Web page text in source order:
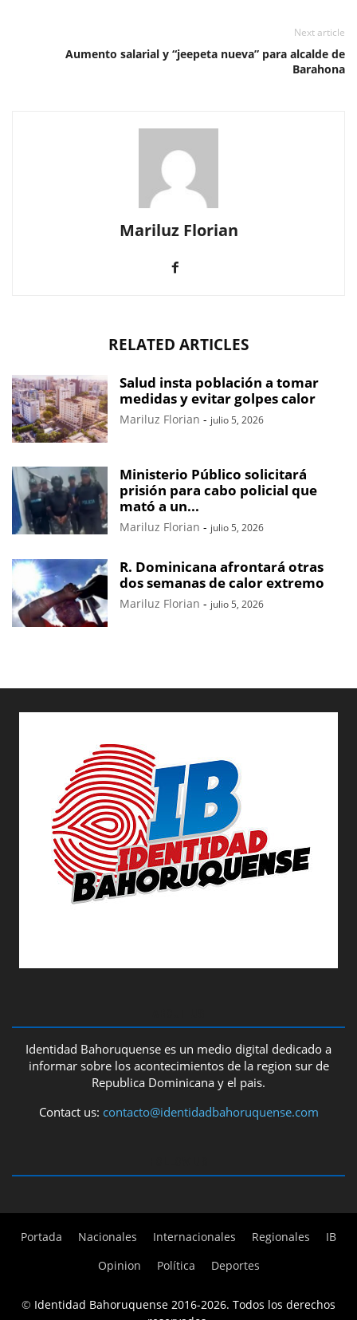
Next article
Aumento salarial y “jeepeta nueva” para alcalde de
Barahona
Mariluz Florian
RELATED ARTICLES
Salud insta población a tomar
medidas y evitar golpes calor
Mariluz Florian - julio 5, 2026
Ministerio Público solicitará
prisión para cabo policial que
mató a un...
Mariluz Florian - julio 5, 2026
R. Dominicana afrontará otras
dos semanas de calor extremo
Mariluz Florian - julio 5, 2026
Identidad Bahoruquense es un medio digital dedicado a
informar sobre los acontecimientos de la region sur de
Republica Dominicana y el pais.
Contact us: contacto@identidadbahoruquense.com
Portada Nacionales Internacionales Regionales
IB
Opinion
Política Deportes
© Identidad Bahoruquense 2016-2026. Todos los derechos